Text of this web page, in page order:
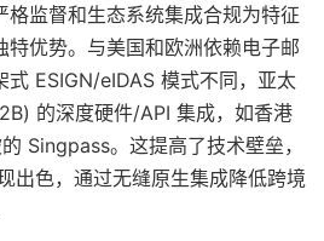
监督和生态系统集成合规为特征
优势。与美国和欧洲依赖电子邮
式 ESIGN/eIDAS 模式不同，亚太
的深度硬件/API 集成，如香港
Singpass。这提高了技术壁垒，
出色，通过无缝原生集成降低跨境